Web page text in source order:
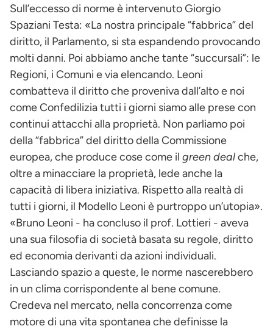
Sull’eccesso di norme è intervenuto Giorgio
Spaziani Testa: «La nostra principale “fabbrica” del
diritto, il Parlamento, si sta espandendo provocando
molti danni. Poi abbiamo anche tante “succursali”: le
Regioni, i Comuni e via elencando. Leoni
combatteva il diritto che proveniva dall’alto e noi
come Confedilizia tutti i giorni siamo alle prese con
continui attacchi alla proprietà. Non parliamo poi
della “fabbrica” del diritto della Commissione
europea, che produce cose come il green dealche,
oltre a minacciare la proprietà, lede anche la
capacità di libera iniziativa. Rispetto alla realtà di
tutti i giorni, il Modello Leoni è purtroppo un’utopia».
«Bruno Leoni - ha concluso il prof. Lottieri - aveva
una sua filosofia di società basata su regole, diritto
ed economia derivanti da azioni individuali.
Lasciando spazio a queste, le norme nascerebbero
in un clima corrispondente al bene comune.
Credeva nel mercato, nella concorrenza come
motore di una vita spontanea che definisse la